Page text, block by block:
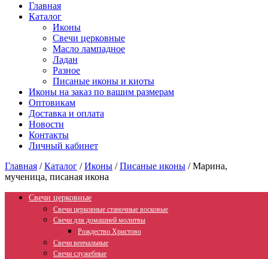
Главная
Каталог
Иконы
Свечи церковные
Масло лампадное
Ладан
Разное
Писаные иконы и киоты
Иконы на заказ по вашим размерам
Оптовикам
Доставка и оплата
Новости
Контакты
Личный кабинет
Главная /Каталог /Иконы /Писаные иконы /Марина,
мученица, писаная икона
Свечи церковные
Свечи церковные станочные восковые
Свечи для домашней молитвы
Рождество Христово
Свечи венчальные
Свечи служебные